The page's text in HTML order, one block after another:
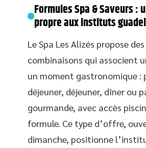
Formules Spa & Saveurs :
propre aux instituts
Le Spa Les Alizés propose des
combinaisons qui associent
un moment gastronomique :
déjeuner, déjeuner, dîner ou
gourmande, avec accès
formule. Ce type d’offre,
dimanche, positionne